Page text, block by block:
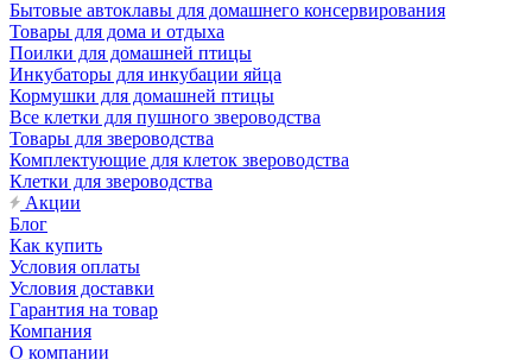
Бытовые автоклавы для домашнего консервирования
Товары для дома и отдыха
Поилки для домашней птицы
Инкубаторы для инкубации яйца
Кормушки для домашней птицы
Все клетки для пушного звероводства
Товары для звероводства
Комплектующие для клеток звероводства
Клетки для звероводства
Акции
Блог
Как купить
Условия оплаты
Условия доставки
Гарантия на товар
Компания
О компании